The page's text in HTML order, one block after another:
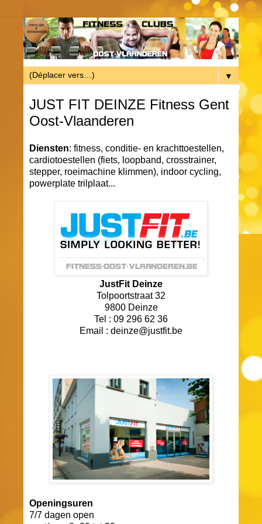
▼
JUST FIT DEINZE Fitness Gent
Oost-Vlaanderen
Diensten: fitness, conditie- en krachttoestellen,
cardiotoestellen (fiets, loopband, crosstrainer,
stepper, roeimachine klimmen), indoor cycling,
powerplate trilplaat...
JustFit Deinze
Tolpoortstraat 32
9800 Deinze
Tel : 09 296 62 36
Email : deinze@justfit.be
Openingsuren
7/7 dagen open